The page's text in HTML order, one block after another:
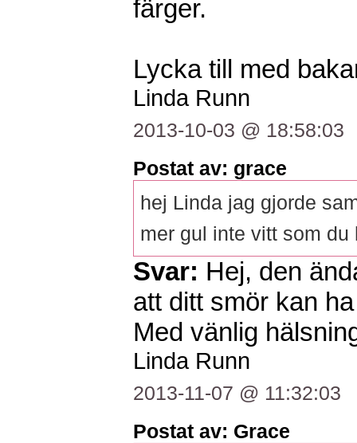
färger.
Lycka till med
Linda Runn
2013-10-03 @ 18:58:03
Postat av: grace
hej Linda jag gjorde
mer gul inte vitt som du
Svar: Hej, den
att ditt smör kan
Med vänlig
Linda Runn
2013-11-07 @ 11:32:03
Postat av: Grace